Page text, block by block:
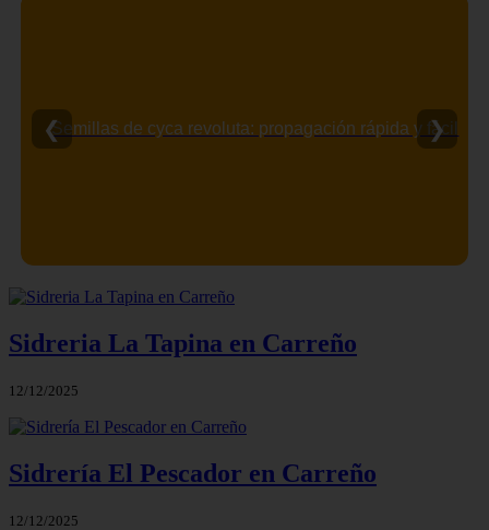
Semillas de cyca revoluta: propagación rápida y fácil
❮ ❯
Sidreria La Tapina en Carreño
12/12/2025
Sidrería El Pescador en Carreño
12/12/2025